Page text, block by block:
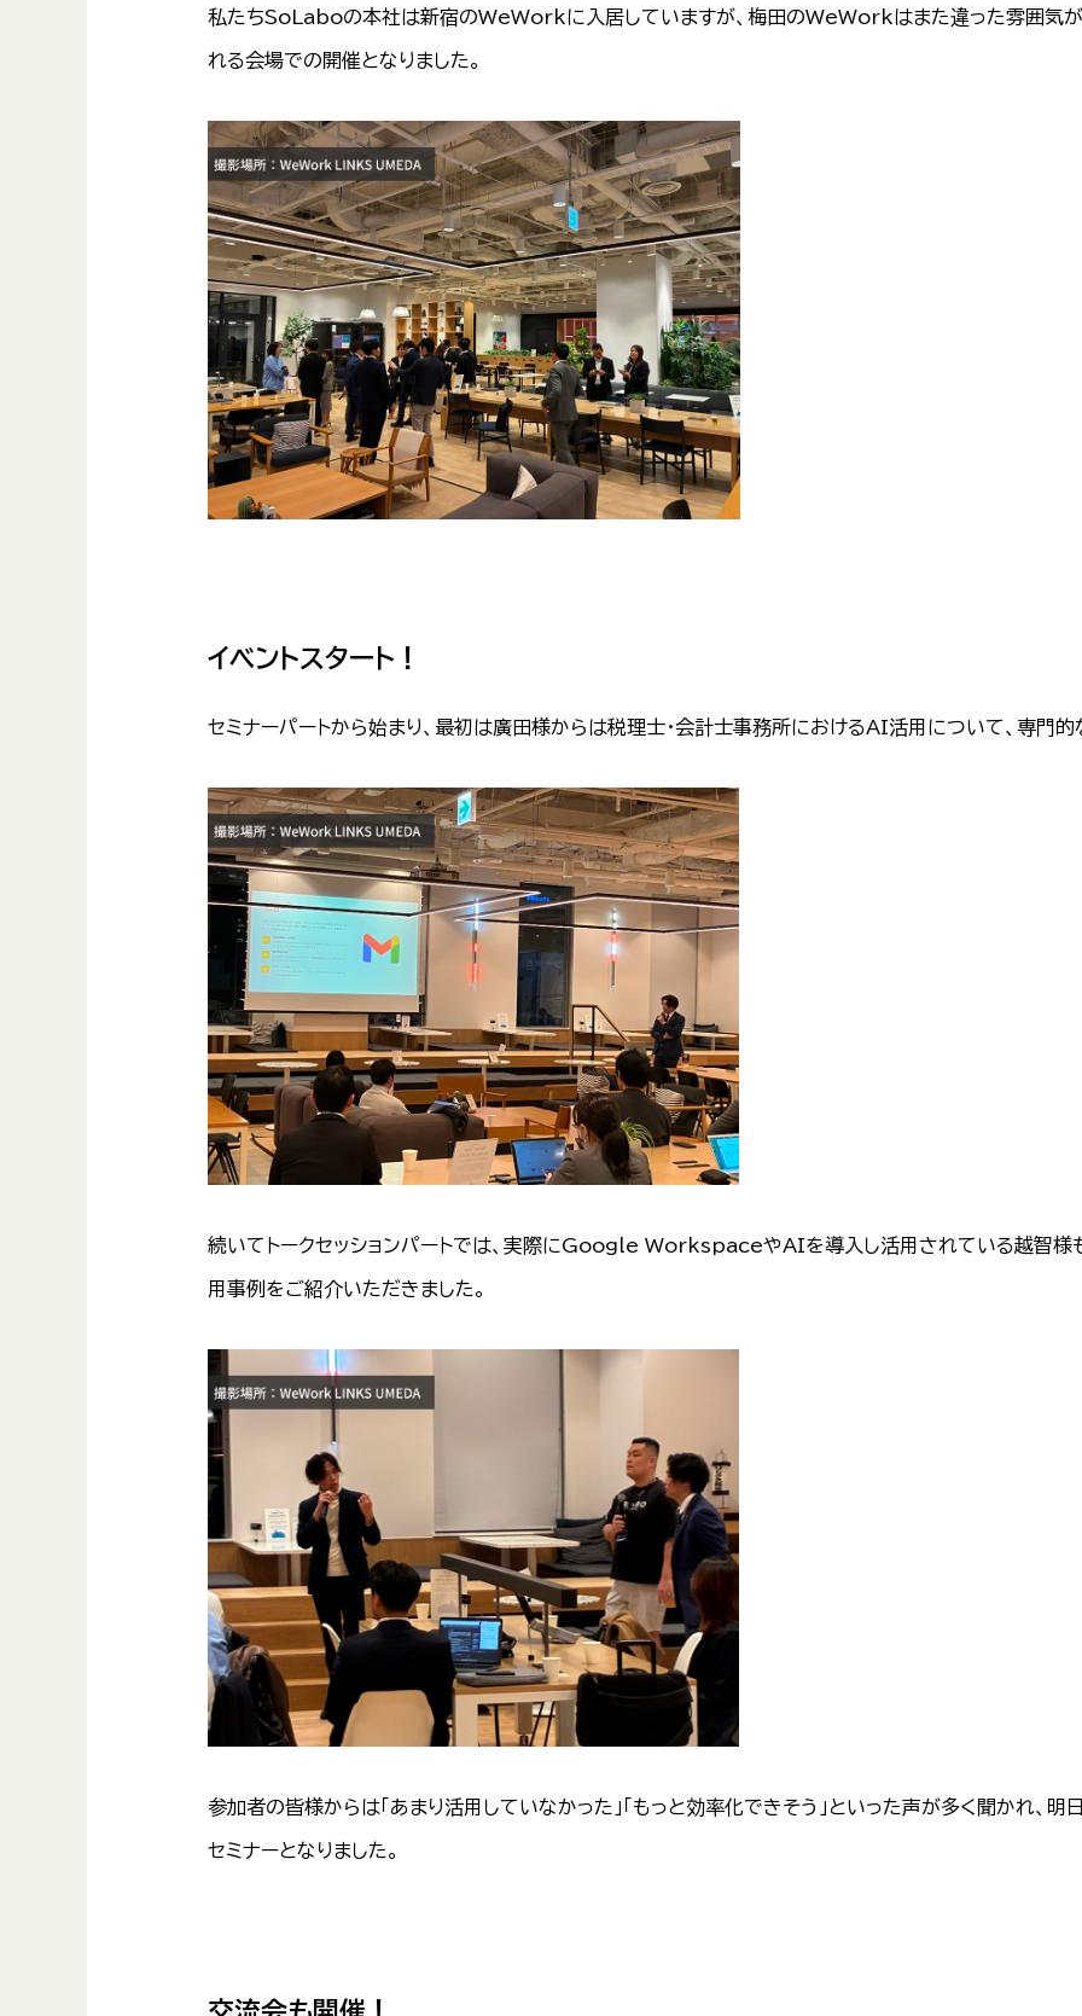
私たちSoLaboの本社は新宿のWeWorkに入居していますが、梅田のWeWorkはまた違った雰囲気が
れる会場での開催となりました。
イベントスタート！
セミナーパートから始まり、最初は廣田様からは税理士・会計士事務所におけるAI活用について、専門的
続いてトークセッションパートでは、実際にGoogle WorkspaceやAIを導入し活用されている越智様
用事例をご紹介いただきました。
参加者の皆様からは「あまり活用していなかった」「もっと効率化できそう」といった声が多く聞かれ、
セミナーとなりました。